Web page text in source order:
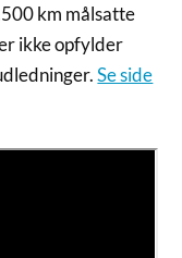
km målsatte
ikke opfylder
Se side